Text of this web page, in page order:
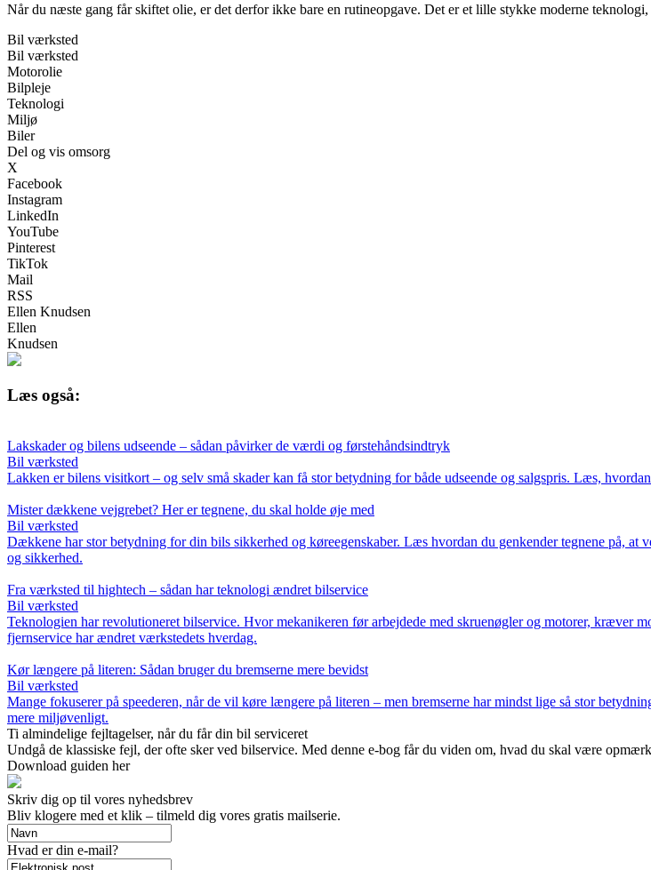
Når du næste gang får skiftet olie, er det derfor ikke bare en rutineopgave. Det er et lille stykke moderne
Bil værksted
Bil værksted
Motorolie
Bilpleje
Teknologi
Miljø
Biler
Del og vis omsorg
X
Facebook
Instagram
LinkedIn
YouTube
Pinterest
TikTok
Mail
RSS
Ellen Knudsen
Ellen
Knudsen
Læs også:
Lakskader og bilens udseende – sådan påvirker de værdi og førstehåndsindtryk
Bil værksted
Lakken er bilens visitkort – og selv små skader kan få stor betydning for både udseende og salgspris. Læs,
Mister dækkene vejgrebet? Her er tegnene, du skal holde øje med
Bil værksted
Dækkene har stor betydning for din bils sikkerhed og køreegenskaber. Læs hvordan du genkender tegnene på,
og sikkerhed.
Fra værksted til hightech – sådan har teknologi ændret bilservice
Bil værksted
Teknologien har revolutioneret bilservice. Hvor mekanikeren før arbejdede med skruenøgler og motorer, kræver
fjernservice har ændret værkstedets hverdag.
Kør længere på literen: Sådan bruger du bremserne mere bevidst
Bil værksted
Mange fokuserer på speederen, når de vil køre længere på literen – men bremserne har mindst lige så stor
mere miljøvenligt.
Ti almindelige fejltagelser, når du får din bil serviceret
Undgå de klassiske fejl, der ofte sker ved bilservice. Med denne e-bog får du viden om, hvad du skal være
Download guiden her
Skriv dig op til vores nyhedsbrev
Bliv klogere med et klik – tilmeld dig vores gratis mailserie.
Hvad er din e-mail?